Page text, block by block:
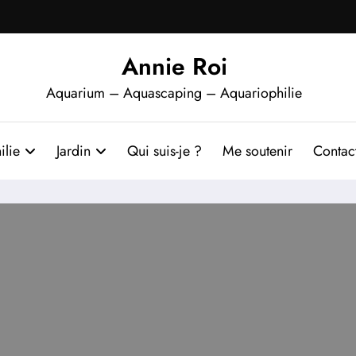
Annie Roi
Aquarium – Aquascaping – Aquariophilie
Jardin Qui suis-je ? Me soutenir